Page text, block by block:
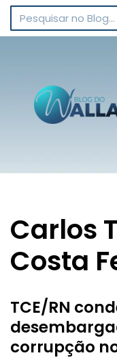
Pular
conteúdo
Carlos
Costa
TCE/RN
corrupção